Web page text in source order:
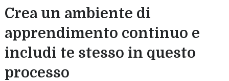
Crea un ambiente di
apprendimento continuo e
includi te stesso in questo
processo